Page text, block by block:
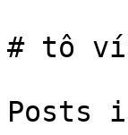
# tô
Posts